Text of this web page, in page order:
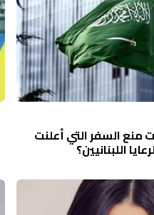
السفر التي أعلنت
اللبنانيين؟